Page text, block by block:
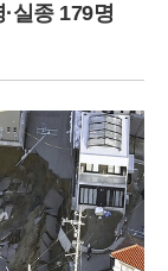
실종 179명